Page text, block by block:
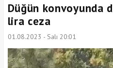
Düğün konvoyunda
lira ceza
01.08.2023 - Salı 20:01